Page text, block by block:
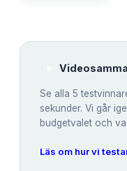
Se alla 5
sekunder. Vi går
budgetvalet och
Läs om hur vi